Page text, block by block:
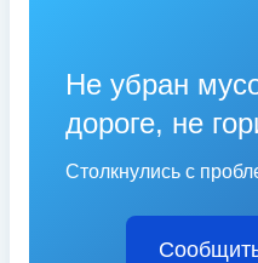
Не убран
дороге, не
Столкнулись с